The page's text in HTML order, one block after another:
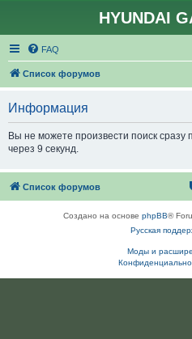
HYUNDAI
FAQ
Список форумов
Информация
Вы не можете произвести поиск
через 9 секунд.
Список форумов
Создано на основе phpBB®
Русская
Моды и